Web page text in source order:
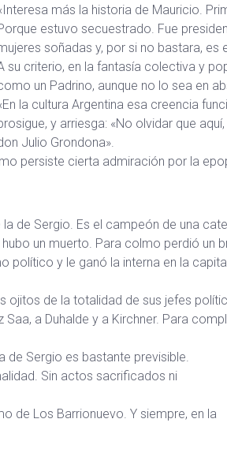
más la historia de Mauricio.
estuvo secuestrado. Fue
soñadas y, por si no bastara, es
su criterio, en la fantasía colectiva y
un Padrino, aunque no lo sea en
la cultura Argentina esa creencia
y arriesga: «No olvidar que
Julio Grondona».
persiste cierta admiración por la
de Sergio. Es el campeón de una
un muerto. Para colmo perdió un
político y le ganó la interna en la
ojitos de la totalidad de sus jefes
a Duhalde y a Kirchner. Para
de Sergio es bastante previsible.
Sin actos sacrificados ni
de Los Barrionuevo. Y siempre, en la